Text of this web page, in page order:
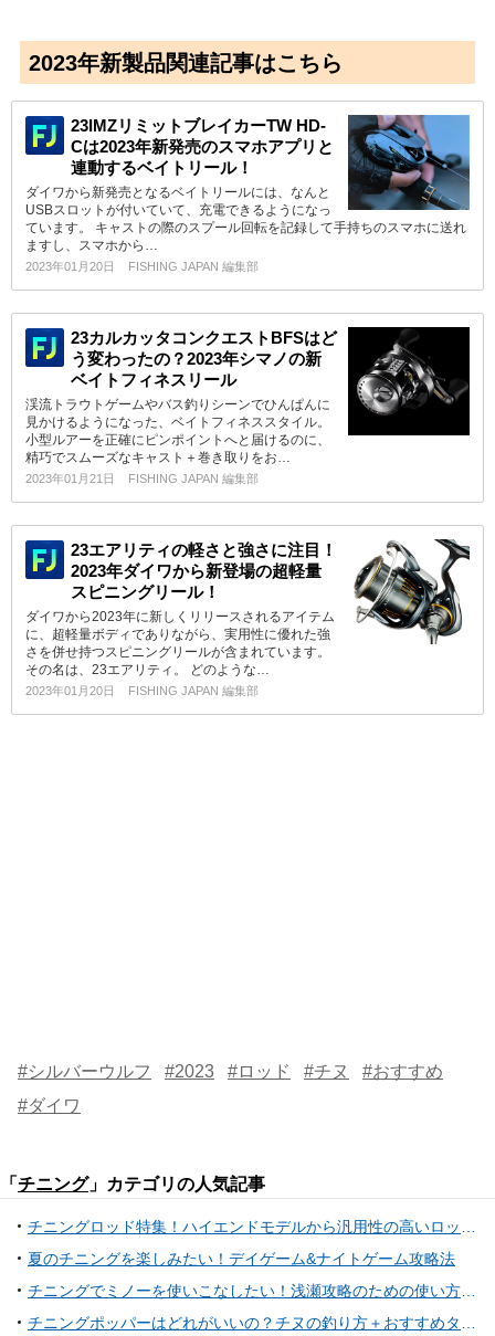
2023年新製品関連記事はこちら
23IMZリミットブレイカーTW HD-
Cは2023年新発売のスマホアプリと
連動するベイトリール！
ダイワから新発売となるベイトリールには、なんと
USBスロットが付いていて、充電できるようになっ
ています。 キャストの際のスプール回転を記録して手持ちのスマホに送れ
ますし、スマホから…
2023年01月20日 FISHING JAPAN 編集部
23カルカッタコンクエストBFSはど
う変わったの？2023年シマノの新
ベイトフィネスリール
渓流トラウトゲームやバス釣りシーンでひんぱんに
見かけるようになった、ベイトフィネススタイル。
小型ルアーを正確にピンポイントへと届けるのに、
精巧でスムーズなキャスト＋巻き取りをお…
2023年01月21日 FISHING JAPAN 編集部
23エアリティの軽さと強さに注目！
2023年ダイワから新登場の超軽量
スピニングリール！
ダイワから2023年に新しくリリースされるアイテム
に、超軽量ボディでありながら、実用性に優れた強
さを併せ持つスピニングリールが含まれています。
その名は、23エアリティ。 どのような…
2023年01月20日 FISHING JAPAN 編集部
#シルバーウルフ #2023 #ロッド #チヌ
#おすすめ
#ダイワ
「 チニング」カテゴリの人気記事
チニングロッド特集！ハイエンドモデルから汎用性の高いロッドまで23選
夏のチニングを楽しみたい！デイゲーム&ナイトゲーム攻略法
チニングでミノーを使いこなしたい！浅瀬攻略のための使い方特集
チニングポッパーはどれがいいの？チヌの釣り方＋おすすめタックル